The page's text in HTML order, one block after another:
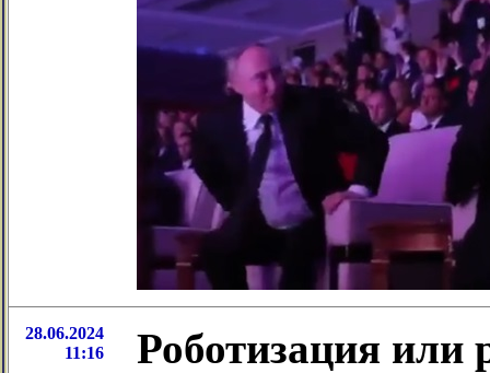
28.06.2024
11:16
Роботизация или